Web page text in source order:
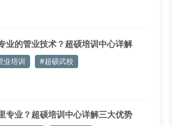
业的管业技术？超硕培训中心详解
业培训 #超硕武校
专业？超硕培训中心详解三大优势